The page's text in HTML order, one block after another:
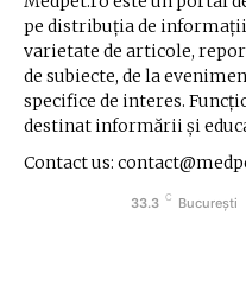
pe distribuția de
varietate de articole,
de subiecte, de la
specifice de interes.
destinat informării și
Contact us:
33.3 C București